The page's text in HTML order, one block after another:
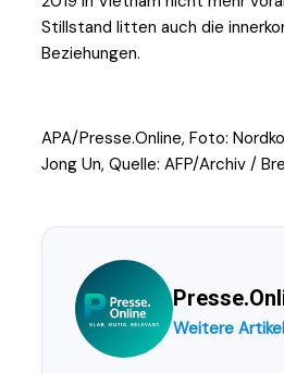
Stillstand litten auch die
Beziehungen.
APA/Presse.Online, Foto:
Jong Un, Quelle: AFP/Archiv /
Weitere